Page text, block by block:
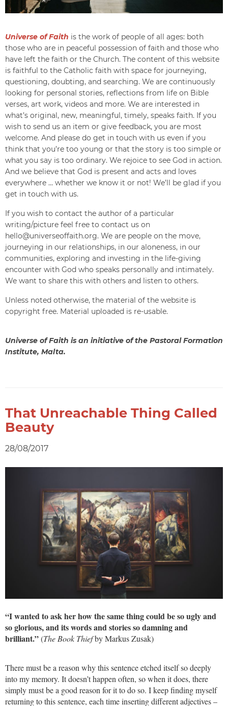
Universe of Faith is the work of people of all ages: both
those who are in peaceful possession of faith and those who
have left the faith or the Church. The content of this website
is faithful to the Catholic faith with space for journeying,
questioning, doubting, and searching. We are continuously
looking for personal stories, reflections from life on Bible
verses, art work, videos and more. We are interested in
what’s original, new, meaningful, timely, speaks faith. If you
wish to send us an item or give feedback, you are most
welcome. And please do get in touch with us even if you
think that you’re too young or that the story is too simple or
what you say is too ordinary. We rejoice to see God in action.
And we believe that God is present and acts and loves
everywhere … whether we know it or not! We’ll be glad if you
get in touch with us.
If you wish to contact the author of a particular
writing/picture feel free to contact us on
hello@universeoffaith.org. We are people on the move,
journeying in our relationships, in our aloneness, in our
communities, exploring and investing in the life-giving
encounter with God who speaks personally and intimately.
We want to share this with others and listen to others.
Unless noted otherwise, the material of the website is
copyright free. Material uploaded is re-usable.
Universe of Faith is an initiative of the Pastoral Formation
Institute, Malta.
That Unreachable Thing Called
Beauty
28/08/2017
“I wanted to ask her how the same thing could be so ugly and
so glorious, and its words and stories so damning and
brilliant.”(The Book Thiefby Markus Zusak)
There must be a reason why this sentence etched itself so deeply
into my memory. It doesn’t happen often, so when it does, there
simply must be a good reason for it to do so. I keep finding myself
returning to this sentence, each time inserting different adjectives –